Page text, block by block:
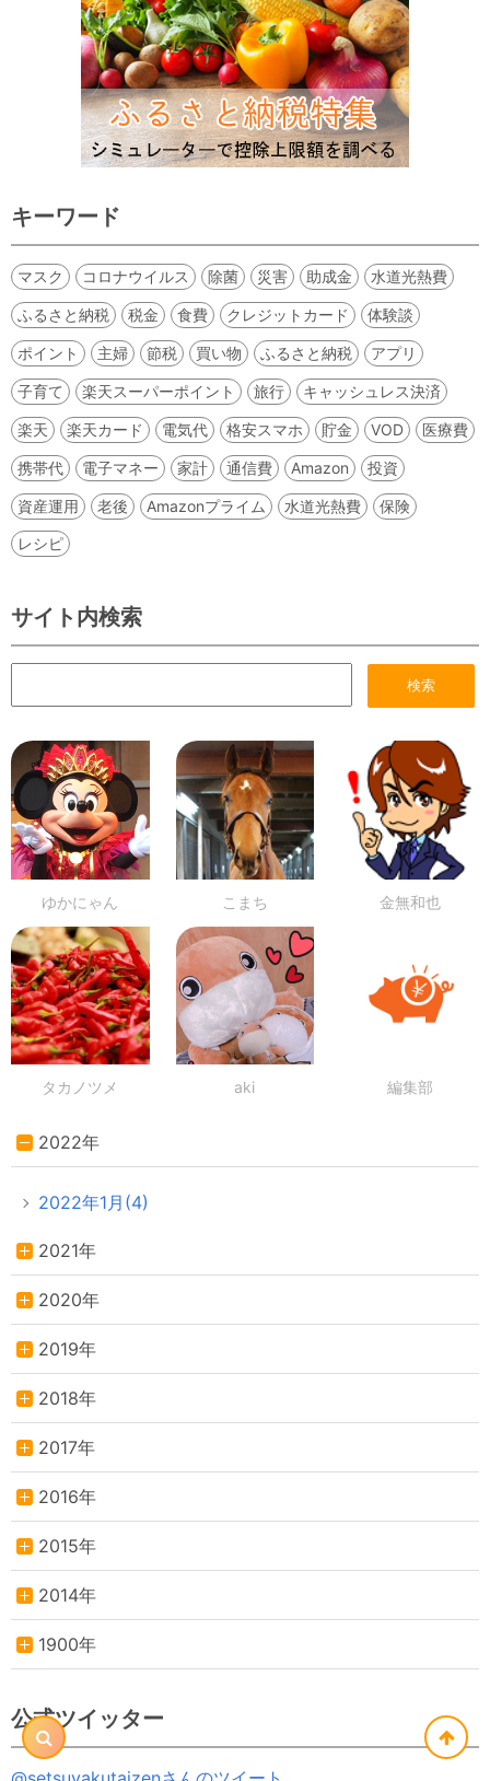
キーワード
マスク コロナウイルス 除菌 災害 助成金 水道光熱費
ふるさと納税 税金 食費 クレジットカード 体験談
ポイント 主婦 節税 買い物 ふるさと納税 アプリ
子育て 楽天スーパーポイント 旅行 キャッシュレス決済
楽天 楽天カード 電気代 格安スマホ 貯金 VOD 医療費
携帯代 電子マネー 家計 通信費 Amazon 投資
資産運用 老後 Amazonプライム 水道光熱費
保険
レシピ
サイト内検索
ゆかにゃん こまち 金無和也
タカノツメ aki 編集部
2022年
2022年1月(4)
2021年
2020年
2019年
2018年
2017年
2016年
2015年
2014年
1900年
公式ツイッター